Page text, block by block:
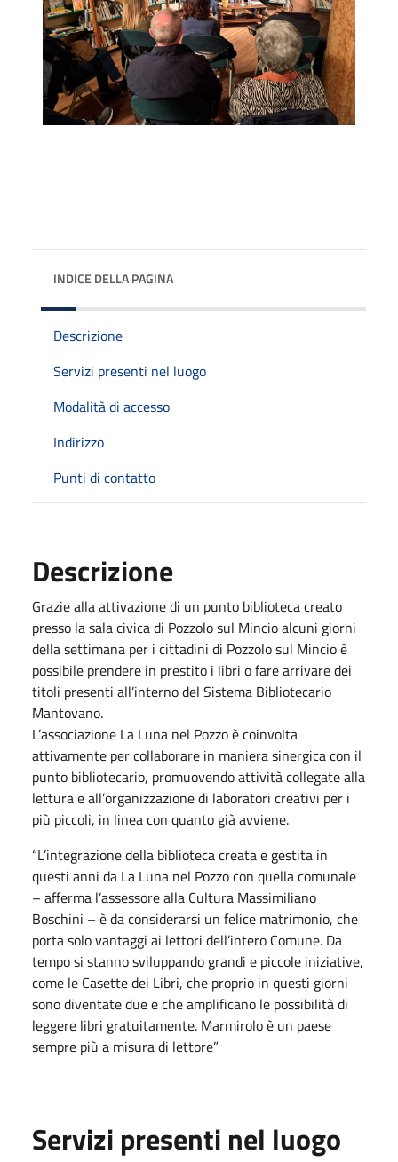
INDICE DELLA PAGINA
Descrizione
Servizi presenti nel luogo
Modalità di accesso
Indirizzo
Punti di contatto
Descrizione
Grazie alla attivazione di un punto biblioteca creato
presso la sala civica di Pozzolo sul Mincio alcuni giorni
della settimana per i cittadini di Pozzolo sul Mincio è
possibile prendere in prestito i libri o fare arrivare dei
titoli presenti all’interno del Sistema Bibliotecario
Mantovano.
L’associazione La Luna nel Pozzo è coinvolta
attivamente per collaborare in maniera sinergica con il
punto bibliotecario, promuovendo attività collegate alla
lettura e all’organizzazione di laboratori creativi per i
più piccoli, in linea con quanto già avviene.
“L’integrazione della biblioteca creata e gestita in
questi anni da La Luna nel Pozzo con quella comunale
– afferma l’assessore alla Cultura Massimiliano
Boschini – è da considerarsi un felice matrimonio, che
porta solo vantaggi ai lettori dell’intero Comune. Da
tempo si stanno sviluppando grandi e piccole iniziative,
come le Casette dei Libri, che proprio in questi giorni
sono diventate due e che amplificano le possibilità di
leggere libri gratuitamente. Marmirolo è un paese
sempre più a misura di lettore”
Servizi presenti nel luogo